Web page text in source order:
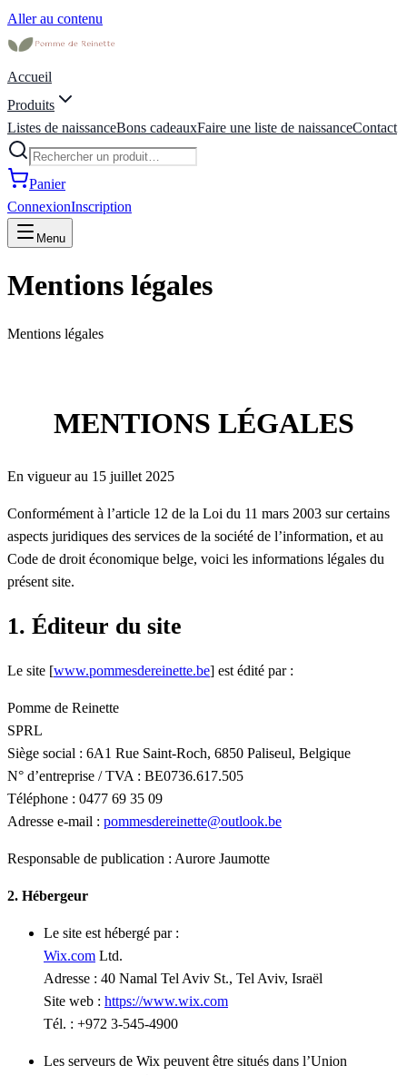
Aller au contenu
Accueil
Produits
Listes de naissanceBons cadeauxFaire une liste de naissanceContact
Panier
ConnexionInscription
Menu
Mentions légales
Mentions légales
MENTIONS LÉGALES
En vigueur au 15 juillet 2025
Conformément à l’article 12 de la Loi du 11 mars 2003 sur certains
aspects juridiques des services de la société de l’information, et au
Code de droit économique belge, voici les informations légales du
présent site.
1. Éditeur du site
Le site [www.pommesdereinette.be] est édité par :
Pomme de Reinette
SPRL
Siège social : 6A1 Rue Saint-Roch, 6850 Paliseul, Belgique
N° d’entreprise / TVA : BE0736.617.505
Téléphone : 0477 69 35 09
Adresse e-mail : pommesdereinette@outlook.be
Responsable de publication : Aurore Jaumotte
2. Hébergeur
Le site est hébergé par :
Wix.com Ltd.
Adresse : 40 Namal Tel Aviv St., Tel Aviv, Israël
Site web : https://www.wix.com
Tél. : +972 3-545-4900
Les serveurs de Wix peuvent être situés dans l’Union